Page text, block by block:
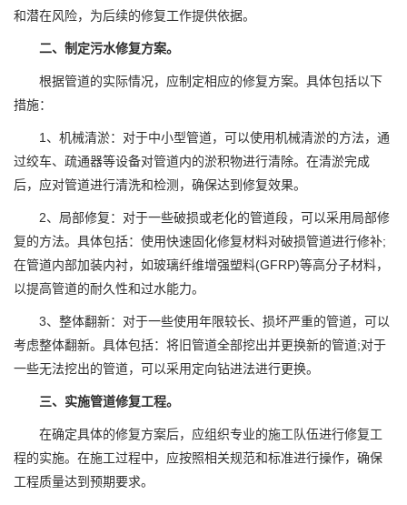
和潜在风险，为后续的修复工作提供依据。
二、制定污水修复方案。
根据管道的实际情况，应制定相应的修复方案。具体包括以下
措施：
1、机械清淤：对于中小型管道，可以使用机械清淤的方法，通
过绞车、疏通器等设备对管道内的淤积物进行清除。在清淤完成
后，应对管道进行清洗和检测，确保达到修复效果。
2、局部修复：对于一些破损或老化的管道段，可以采用局部修
复的方法。具体包括：使用快速固化修复材料对破损管道进行修补;
在管道内部加装内衬，如玻璃纤维增强塑料(GFRP)等高分子材料，
以提高管道的耐久性和过水能力。
3、整体翻新：对于一些使用年限较长、损坏严重的管道，可以
考虑整体翻新。具体包括：将旧管道全部挖出并更换新的管道;对于
一些无法挖出的管道，可以采用定向钻进法进行更换。
三、实施管道修复工程。
在确定具体的修复方案后，应组织专业的施工队伍进行修复工
程的实施。在施工过程中，应按照相关规范和标准进行操作，确保
工程质量达到预期要求。